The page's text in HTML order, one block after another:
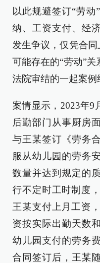
以此规避签订“劳
纳、工资支付、经
发生争议，仅凭合同
可能存在的“劳动”
法院审结的一起案例
案情显示，2023年9
后勤部门从事厨房
与王某签订《劳务
服从幼儿园的劳务
数量并达到规定的
行不定时工时制度
王某支付上月工资
资按实际出勤天数
幼儿园支付的劳务
合同签订后，王某